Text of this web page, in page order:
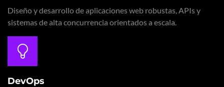
Diseño y desarrollo de aplicaciones web robustas, APIs y
sistemas de alta concurrencia orientados a escala.
DevOps